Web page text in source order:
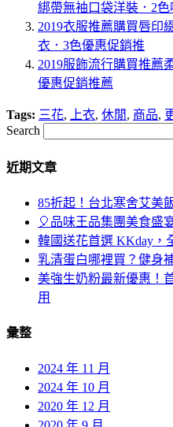
綁帶無袖口袋洋裝．2
2019衣服推薦購買唇印
衣．3色優惠促銷推
2019服飾流行購買推薦
優惠促銷推薦
Tags: 三花, 上衣, 休閒, 商品,
Search
近期文章
85折起！台北寒舍艾美
🎈品味王品集團美食盛
韓國送花首選 KKday，
乳清蛋白哪裡買？健身
美強生奶粉最新優惠！
用
彙整
2024 年 11 月
2024 年 10 月
2020 年 12 月